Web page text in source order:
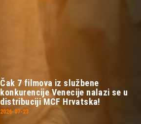
Čak 7 filmova iz službene
konkurencije Venecije nalazi se u
distribuciji MCF Hrvatska!
2026-07-23